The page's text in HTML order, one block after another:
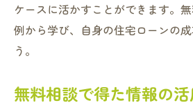
ケースに活かすことができます。
例から学び、自身の住宅ローンの
う。
無料相談で得た情報の